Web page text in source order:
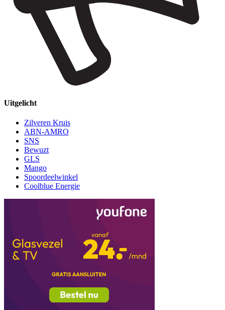
Uitgelicht
Zilveren Kruis
ABN-AMRO
SNS
Bewuzt
GLS
Mango
Spoordeelwinkel
Coolblue Energie